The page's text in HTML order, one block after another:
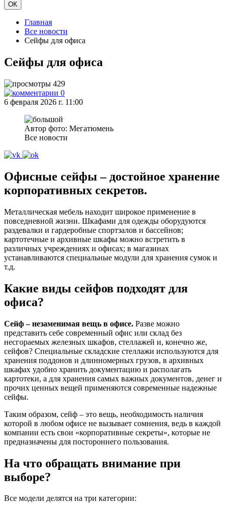
ОК
Главная
Все новости
Сейфы для офиса
Сейфы для офиса
429
0
6 февраля 2026 г. 11:00
Автор фото: Мегатюмень
Все новости
Офисные сейфы – достойное хранение
корпоративных секретов.
Металлическая мебель находит широкое применение в
повседневной жизни. Шкафами для одежды оборудуются
раздевалки и гардеробные спортзалов и бассейнов;
картотечные и архивные шкафы можно встретить в
различных учреждениях и офисах; в магазинах
устанавливаются специальные модули для хранения сумок и
т.д.
Какие виды сейфов подходят для
офиса?
Сейф – незаменимая вещь в офисе. Разве можно
представить себе современный офис или склад без
несгораемых железных шкафов, стеллажей и, конечно же,
сейфов? Специальные складские стеллажи используются для
хранения поддонов и длинномерных грузов, в архивных
шкафах удобно хранить документацию и располагать
картотеки, а для хранения самых важных документов, денег и
прочих ценных вещей применяются современные надежные
сейфы.
Таким образом, сейф – это вещь, необходимость наличия
которой в любом офисе не вызывает сомнения, ведь в каждой
компании есть свои «корпоративные секреты», которые не
предназначены для постороннего пользования.
На что обращать внимание при
выборе?
Все модели делятся на три категории: